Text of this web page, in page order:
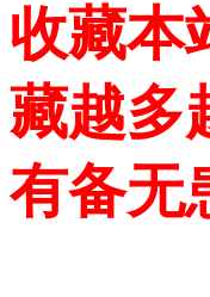
收藏本
藏越多
有备无